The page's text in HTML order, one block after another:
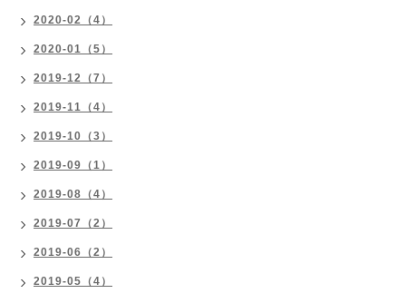
2020-02（4）
2020-01（5）
2019-12（7）
2019-11（4）
2019-10（3）
2019-09（1）
2019-08（4）
2019-07（2）
2019-06（2）
2019-05（4）